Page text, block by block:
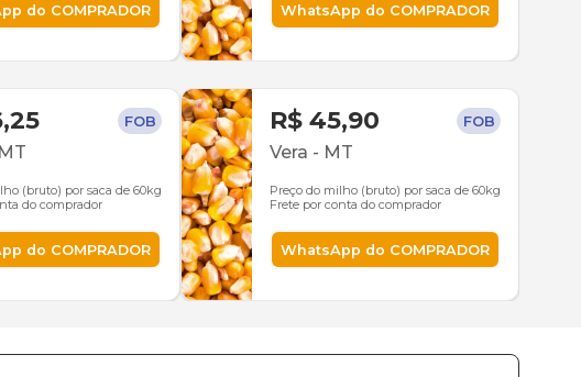
do COMPRADOR WhatsApp do COMPRADOR
FOB
MT
(bruto) por saca de 60kg
do comprador
do COMPRADOR
R$ 45,90 FOB
Vera - MT
Preço do milho (bruto) por saca de 60kg
Frete por conta do comprador
WhatsApp do COMPRADOR